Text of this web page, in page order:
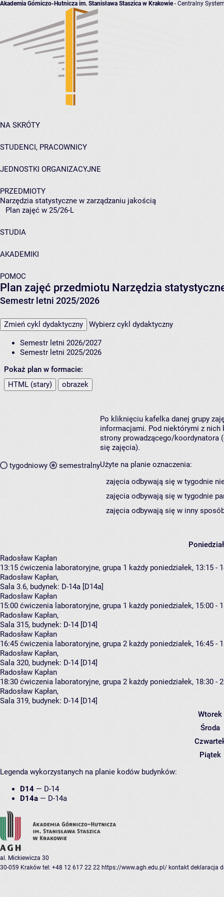
Akademia Górniczo-Hutnicza im. Stanisława Staszica w Krakowie- Centralny
NA SKRÓTY
STUDENCI, PRACOWNICY
JEDNOSTKI ORGANIZACYJNE
PRZEDMIOTY
Narzędzia statystyczne w zarządzaniu jakością
Plan zajęć w 25/26-L
STUDIA
AKADEMIKI
POMOC
Plan zajęć przedmiotu Narzędzia
Semestr letni 2025/2026
Zmień cykl dydaktyczny Wybierz cykl dydaktyczny
Semestr letni 2026/2027
Semestr letni 2025/2026
Pokaż plan w formacie:
HTML (stary)
obrazek
tygodniowy semestralny
Po kliknięciu kafelka danej grupy
informacjami. Pod niektórymi z nich
strony prowadzącego/koordynatora
się zajęcia).
Użyte na planie oznaczenia:
zajęcia odbywają się w tygodnie
zajęcia odbywają się w tygodnie
zajęcia odbywają się w inny
Radosław Kapłan
13:15 ćwiczenia laboratoryjne, grupa 1 każdy poniedziałek, 13:15 -
Radosław Kapłan,
Sala 3.6, budynek: D-14a [D14a]
Radosław Kapłan
15:00 ćwiczenia laboratoryjne, grupa 1 każdy poniedziałek, 15:00 -
Radosław Kapłan,
Sala 315, budynek: D-14 [D14]
Radosław Kapłan
16:45 ćwiczenia laboratoryjne, grupa 2 każdy poniedziałek, 16:45 -
Radosław Kapłan,
Sala 320, budynek: D-14 [D14]
Radosław Kapłan
18:30 ćwiczenia laboratoryjne, grupa 2 każdy poniedziałek, 18:30 -
Radosław Kapłan,
Sala 319, budynek: D-14 [D14]
Wtorek
Środa
Piątek
Legenda wykorzystanych na planie kodów budynków:
D14 — D-14
D14a — D-14a
al. Mickiewicza 30
30-059 Kraków tel: +48 12 617 22 22 https://www.agh.edu.pl/ kontakt deklaracja